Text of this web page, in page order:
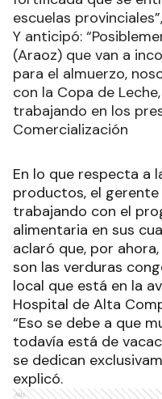
escuelas
Y anticipó:
(Araoz) que van a
para el almuerzo,
con la Copa de
trabajando en los
Comercialización
En lo que respecta a
productos, el
trabajando con el
alimentaria en sus
aclaró que, por
son las verduras
local que está en la
Hospital de Alta
“Eso se debe a que
todavía está de
se dedican
explicó.
Ads